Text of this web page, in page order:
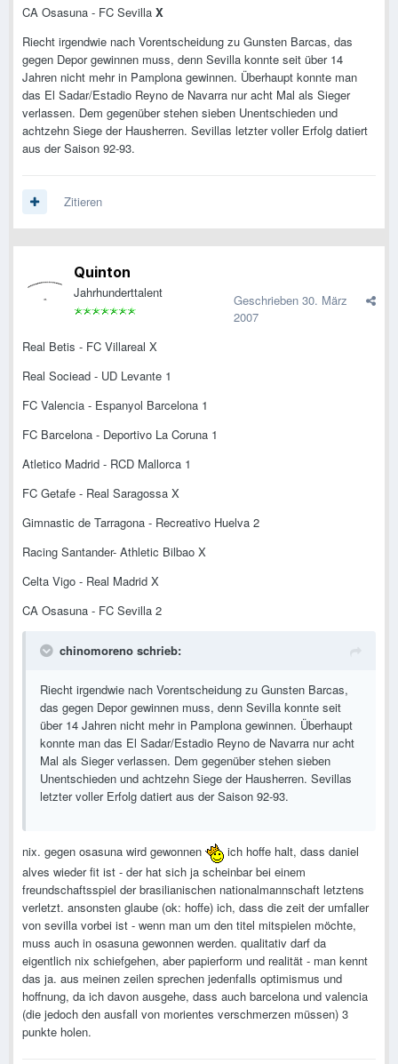
CA Osasuna - FC Sevilla X
Riecht irgendwie nach Vorentscheidung zu Gunsten Barcas, das
gegen Depor gewinnen muss, denn Sevilla konnte seit über 14
Jahren nicht mehr in Pamplona gewinnen. Überhaupt konnte man
das El Sadar/Estadio Reyno de Navarra nur acht Mal als Sieger
verlassen. Dem gegenüber stehen sieben Unentschieden und
achtzehn Siege der Hausherren. Sevillas letzter voller Erfolg datiert
aus der Saison 92-93.
Zitieren
Quinton
Jahrhunderttalent Geschrieben 30. März
2007
Real Betis - FC Villareal X
Real Sociead - UD Levante 1
FC Valencia - Espanyol Barcelona 1
FC Barcelona - Deportivo La Coruna 1
Atletico Madrid - RCD Mallorca 1
FC Getafe - Real Saragossa X
Gimnastic de Tarragona - Recreativo Huelva 2
Racing Santander- Athletic Bilbao X
Celta Vigo - Real Madrid X
CA Osasuna - FC Sevilla 2
chinomoreno schrieb:
Riecht irgendwie nach Vorentscheidung zu Gunsten Barcas,
das gegen Depor gewinnen muss, denn Sevilla konnte seit
über 14 Jahren nicht mehr in Pamplona gewinnen. Überhaupt
konnte man das El Sadar/Estadio Reyno de Navarra nur acht
Mal als Sieger verlassen. Dem gegenüber stehen sieben
Unentschieden und achtzehn Siege der Hausherren. Sevillas
letzter voller Erfolg datiert aus der Saison 92-93.
nix. gegen osasuna wird gewonnen
ich hoffe halt, dass daniel
alves wieder fit ist - der hat sich ja scheinbar bei einem
freundschaftsspiel der brasilianischen nationalmannschaft letztens
verletzt. ansonsten glaube (ok: hoffe) ich, dass die zeit der umfaller
von sevilla vorbei ist - wenn man um den titel mitspielen möchte,
muss auch in osasuna gewonnen werden. qualitativ darf da
eigentlich nix schiefgehen, aber papierform und realität - man kennt
das ja. aus meinen zeilen sprechen jedenfalls optimismus und
hoffnung, da ich davon ausgehe, dass auch barcelona und valencia
(die jedoch den ausfall von morientes verschmerzen müssen) 3
punkte holen.